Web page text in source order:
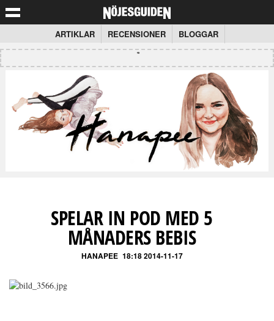
ARTIKLAR RECENSIONER BLOGGAR
SPELAR IN POD MED 5
MÅNADERS BEBIS
HANAPEE 18:18 2014-11-17